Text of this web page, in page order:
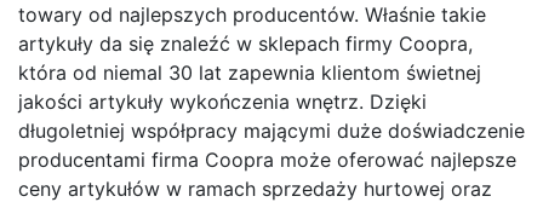
towary od najlepszych producentów. Właśnie takie
artykuły da się znaleźć w sklepach firmy Coopra,
która od niemal 30 lat zapewnia klientom świetnej
jakości artykuły wykończenia wnętrz. Dzięki
długoletniej współpracy mającymi duże doświadczenie
producentami firma Coopra może oferować najlepsze
ceny artykułów w ramach sprzedaży hurtowej oraz